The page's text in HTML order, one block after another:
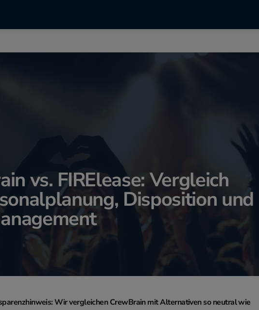
vs. FIRElease: Vergleich
Disposition und
Wir vergleichen CrewBrain mit Alternativen so neutral wie